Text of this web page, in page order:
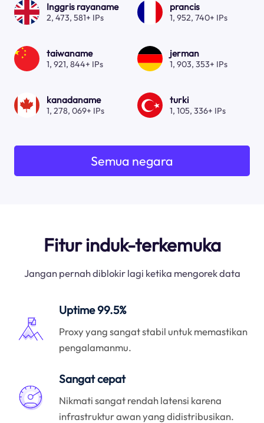
Inggris rayaname
2, 473, 581+ IPs
prancis
1, 952, 740+ IPs
taiwaname
1, 921, 844+ IPs
jerman
1, 903, 353+ IPs
kanadaname
1, 278, 069+ IPs
turki
1, 105, 336+ IPs
Semua negara
Fitur induk-terkemuka
Jangan pernah diblokir lagi ketika mengorek data
Uptime 99.5%
Proxy yang sangat stabil untuk memastikan
pengalamanmu.
Sangat cepat
Nikmati sangat rendah latensi karena
infrastruktur awan yang didistribusikan.